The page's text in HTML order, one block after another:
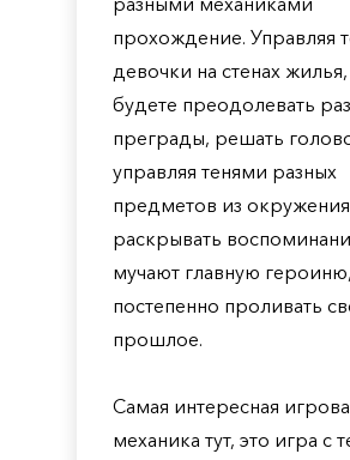
прохождение. Управляя
девочки на стенах
будете преодолевать
преграды, решать
управляя тенями разных
предметов из
раскрывать
мучают главную
постепенно проливать
прошлое.
Самая интересная
механика тут, это игра с